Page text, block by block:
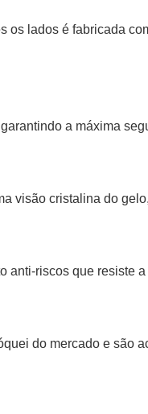
lados é fabricada
a máxima
visão cristalina do
anti-riscos que resiste
do mercado e são